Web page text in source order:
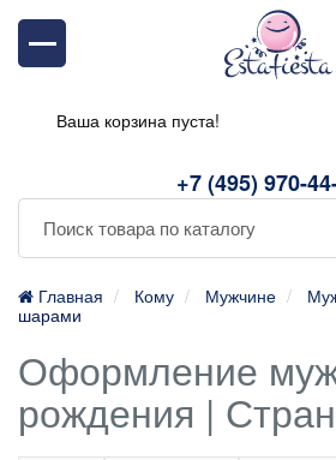
+7 (495) 970-
Ваша корзина пуста!
Главная Кому Мужчине
шарами
Оформление
рождения |